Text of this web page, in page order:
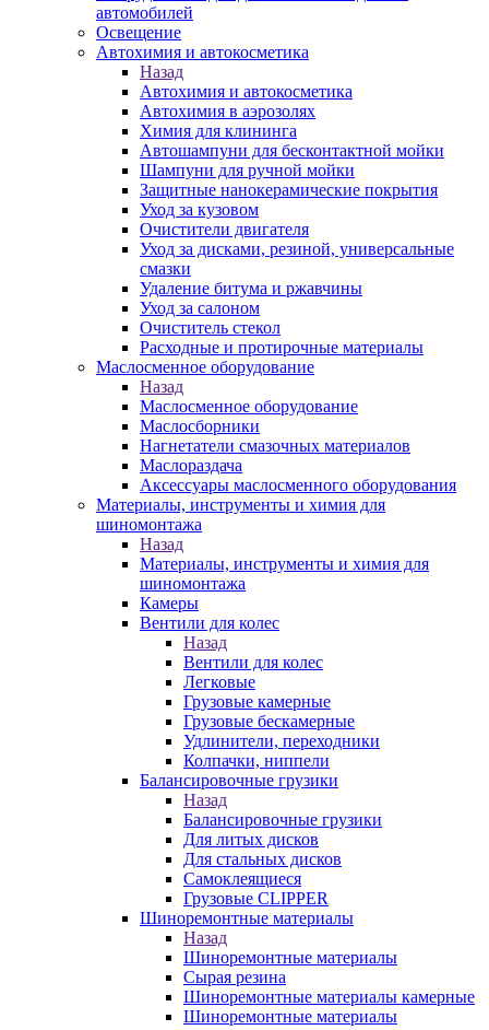
автомобилей
Освещение
Автохимия и автокосметика
Назад
Автохимия и автокосметика
Автохимия в аэрозолях
Химия для клининга
Автошампуни для бесконтактной мойки
Шампуни для ручной мойки
Защитные нанокерамические покрытия
Уход за кузовом
Очистители двигателя
Уход за дисками, резиной, универсальные
смазки
Удаление битума и ржавчины
Уход за салоном
Очиститель стекол
Расходные и протирочные материалы
Маслосменное оборудование
Назад
Маслосменное оборудование
Маслосборники
Нагнетатели смазочных материалов
Маслораздача
Аксессуары маслосменного оборудования
Материалы, инструменты и химия для
шиномонтажа
Назад
Материалы, инструменты и химия для
шиномонтажа
Камеры
Вентили для колес
Назад
Вентили для колес
Легковые
Грузовые камерные
Грузовые бескамерные
Удлинители, переходники
Колпачки, ниппели
Балансировочные грузики
Назад
Балансировочные грузики
Для литых дисков
Для стальных дисков
Самоклеящиеся
Грузовые CLIPPER
Шиноремонтные материалы
Назад
Шиноремонтные материалы
Сырая резина
Шиноремонтные материалы камерные
Шиноремонтные материалы